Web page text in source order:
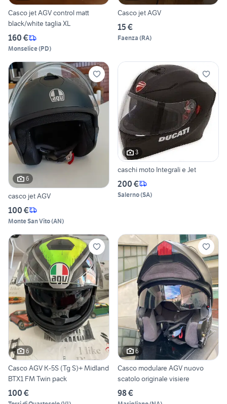
Casco jet AGV control matt
black/white taglia XL
160 €
Monselice(PD)
Casco jet AGV
15 €
Faenza (RA)
6
casco jet AGV
100 €
Monte San Vito(AN)
3
caschi moto Integrali e Jet
200 €
Salerno(SA)
6
Casco AGV K-5S (Tg S)+ Midland
BTX1 FM Twin pack
100 €
6
Casco modulare AGV nuovo
scatolo originale visiere
98 €